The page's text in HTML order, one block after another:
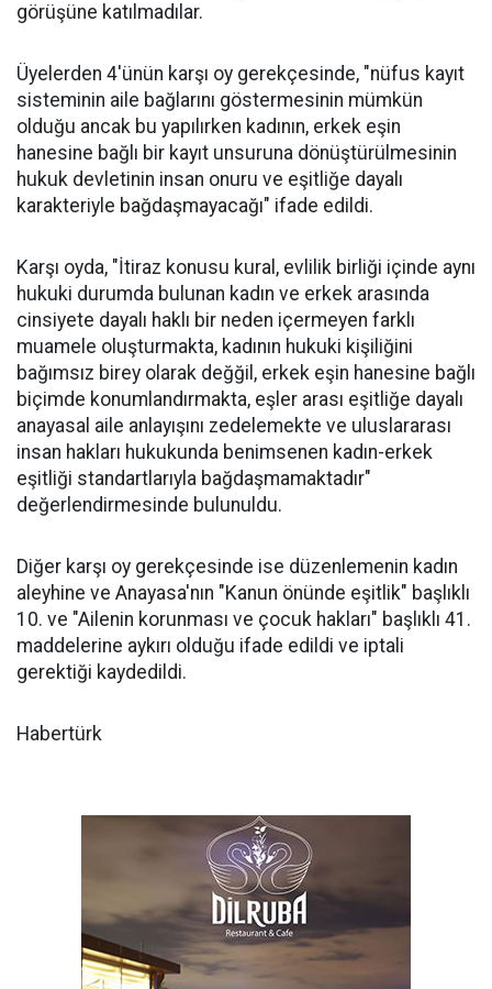
görüşüne katılmadılar.
Üyelerden 4'ünün karşı oy gerekçesinde, "nüfus kayıt
sisteminin aile bağlarını göstermesinin mümkün
olduğu ancak bu yapılırken kadının, erkek eşin
hanesine bağlı bir kayıt unsuruna dönüştürülmesinin
hukuk devletinin insan onuru ve eşitliğe dayalı
karakteriyle bağdaşmayacağı" ifade edildi.
Karşı oyda, "İtiraz konusu kural, evlilik birliği içinde aynı
hukuki durumda bulunan kadın ve erkek arasında
cinsiyete dayalı haklı bir neden içermeyen farklı
muamele oluşturmakta, kadının hukuki kişiliğini
bağımsız birey olarak değğil, erkek eşin hanesine bağlı
biçimde konumlandırmakta, eşler arası eşitliğe dayalı
anayasal aile anlayışını zedelemekte ve uluslararası
insan hakları hukukunda benimsenen kadın-erkek
eşitliği standartlarıyla bağdaşmamaktadır"
değerlendirmesinde bulunuldu.
Diğer karşı oy gerekçesinde ise düzenlemenin kadın
aleyhine ve Anayasa'nın "Kanun önünde eşitlik" başlıklı
10. ve "Ailenin korunması ve çocuk hakları" başlıklı 41.
maddelerine aykırı olduğu ifade edildi ve iptali
gerektiği kaydedildi.
Habertürk